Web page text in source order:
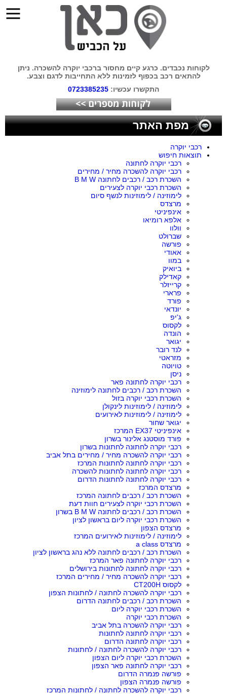
לקוחות נכבדים. כרגע קיים מחסור ברכבי יוקרה להשכרה. ניתן
להתאים רכב בכפוף לזמינות ללא התחייבות לדגם וצבע.
התקשרו עכשיו: 0723385235
מפת האתר
רכבי יוקרה
תוצאות חיפוש
רכבי יוקרה לחתונה
רכבי יוקרה להשכרה מחיר / מחירים
השכרת רכב / רכבים לחתונה B M W
השכרת רכבי יוקרה לצעירים
לימוזינה / לימוזינות לנשף סיום
מרצדס
אינפיניטי
אלפא רומיאו
וולוו
שברולט
פורשה
אאודי
במוו
ביואיק
קאדילק
קרייזלר
פרארי
פורד
יונדאי
ג'יפ
לקסוס
הונדה
יגואר
לנד רובר
מזראטי
טויוטה
ניסן
רכבי יוקרה לחתונה פאר
השכרת רכב / רכבים לחתונה לימוזינה
השכרת רכבי יוקרה בזול
לימוזינה / לימוזינות לינקולן
לימוזינה / לימוזינות לאירועים
יגואר שחור
אינפיניטי EX37 המרכז
פורד מוסטנג אלינור בשרון
רכבי יוקרה לחתונה לחתונות בשרון
רכבי יוקרה להשכרה מחיר / מחירים בתל אביב
רכבי יוקרה לחתונה לחתונות המרכז
רכבי יוקרה לחתונה לחתונות להשכרה
רכבי יוקרה לחתונה לחתונות הדרום
מרצדס המרכז
השכרת רכב / רכבים לחתונה המרכז
השכרת רכבי יוקרה לצעירים חוות דעת
השכרת רכב / רכבים לחתונה B M W בשרון
השכרת רכבי יוקרה ליום בראשון לציון
מרצדס הצפון
לימוזינה / לימוזינות לאירועים המרכז
מרצדס a class
השכרת רכב / רכבים לחתונה ללא נהג בראשון לציון
רכבי יוקרה לחתונה פאר המרכז
רכבי יוקרה לחתונה לחתונות בירושלים
רכבי יוקרה להשכרה מחיר / מחירים המרכז
לקסוס CT200H
רכבי יוקרה להשכרה לחתונה / לחתונות הצפון
השכרת רכב / רכבים לחתונה הדרום
השכרת רכבי יוקרה ליום
השכרת רכבי יוקרה
רכבי יוקרה להשכרה בתל אביב
רכבי יוקרה לחתונה לחתונות
רכבי יוקרה לחתונה הדרום
רכבי יוקרה להשכרה לחתונה / לחתונות
השכרת רכבי יוקרה ליום הצפון
רכבי יוקרה לחתונה פאר הצפון
פורשה פנמרה הדרום
פורשה פנמרה הצפון
רכבי יוקרה להשכרה לחתונה / לחתונות המרכז